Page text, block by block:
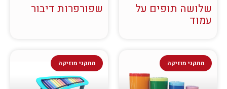
שלושה תופים על
עמוד
שפורפרות דיבור
מתקני מוזיקה מתקני מוזיקה